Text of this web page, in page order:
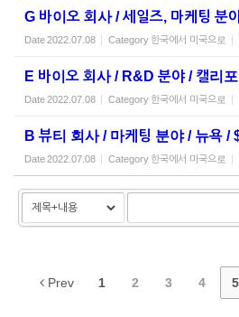
G 바이오 회사 / 세일즈, 마케팅 분
Date2022.07.08 Category 한국에서 미국으로
E 바이오 회사 / R&D 분야 / 캘리
Date2022.07.08 Category 한국에서 미국으로
B 뷰티 회사 / 마케팅 분야 / 뉴욕 /
Date2022.07.08 Category 한국에서 미국으로
Prev 1 2 3 4 5